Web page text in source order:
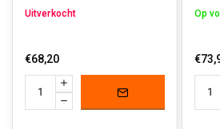
Uitverkocht
€68,20
Op